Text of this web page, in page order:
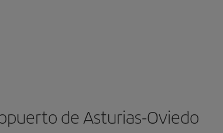
de Asturias-Oviedo